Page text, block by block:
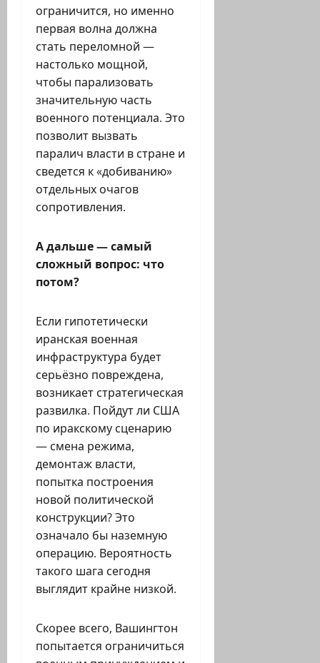
ограничится, но именно
первая волна должна
стать переломной —
настолько мощной,
чтобы парализовать
значительную часть
военного потенциала. Это
позволит вызвать
паралич власти в стране и
сведется к «добиванию»
отдельных очагов
сопротивления.
А дальше — самый
сложный вопрос: что
потом?
Если гипотетически
иранская военная
инфраструктура будет
серьёзно повреждена,
возникает стратегическая
развилка. Пойдут ли США
по иракскому сценарию
— смена режима,
демонтаж власти,
попытка построения
новой политической
конструкции? Это
означало бы наземную
операцию. Вероятность
такого шага сегодня
выглядит крайне низкой.
Скорее всего, Вашингтон
попытается ограничиться